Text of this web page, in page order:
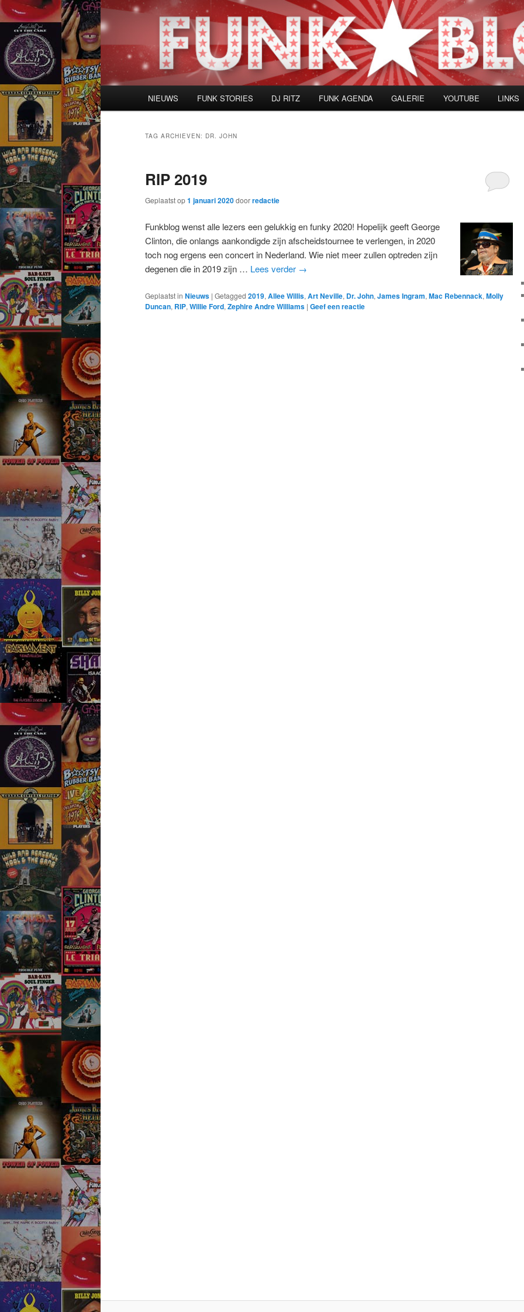
Spring
naar
de
primaire
inhoud
Spring
naar
de
secundaire
inhoud
NIEUWS FUNK STORIES DJ RITZ FUNK AGENDA GALERIE YOUTUBE LINKS
TAG ARCHIEVEN: DR. JOHN
RIP 2019
Geplaatst op1 januari 2020doorredactie
Funkblog wenst alle lezers een gelukkig en funky 2020! Hopelijk geeft George
Clinton, die onlangs aankondigde zijn afscheidstournee te verlengen, in 2020
toch nog ergens een concert in Nederland. Wie niet meer zullen optreden zijn
degenen die in 2019 zijn … Lees verder →
Geplaatst in Nieuws | Getagged 2019, Allee Willis, Art Neville, Dr. John, James Ingram, Mac Rebennack, Molly
Duncan, RIP, Willie Ford, Zephire Andre Williams | Geef een reactie